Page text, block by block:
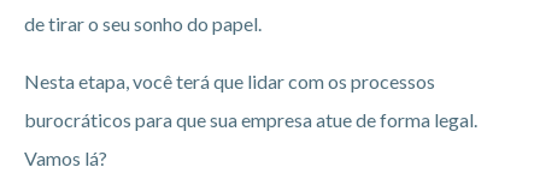
de tirar o seu sonho do papel.
Nesta etapa, você terá que lidar com os processos
burocráticos para que sua empresa atue de forma legal.
Vamos lá?